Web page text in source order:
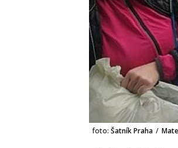
foto: Šatník Praha /